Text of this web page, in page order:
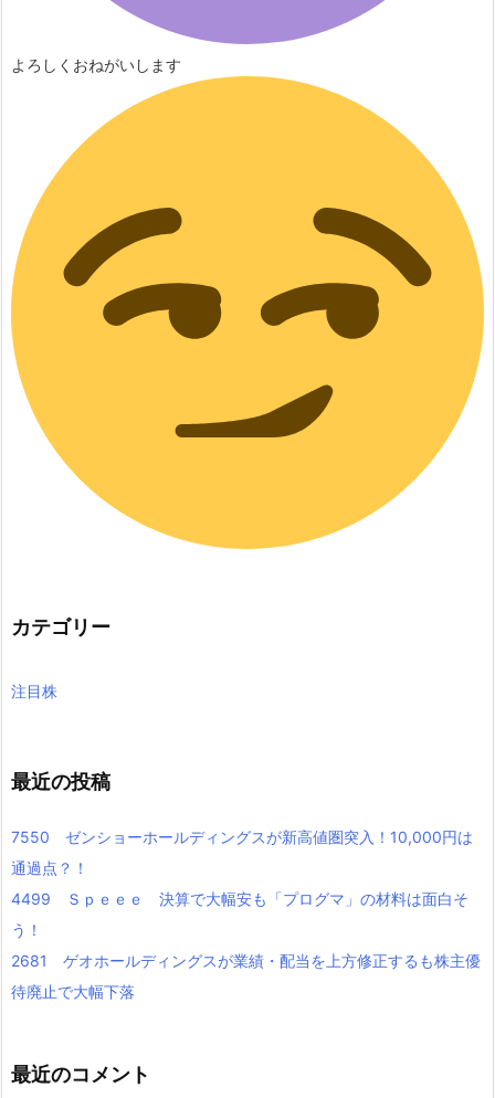
よろしくおねがいします
カテゴリー
注目株
最近の投稿
7550 ゼンショーホールディングスが新高値圏突入！10,000円は
通過点？！
4499 Ｓｐｅｅｅ 決算で大幅安も「プログマ」の材料は面白そ
う！
2681 ゲオホールディングスが業績・配当を上方修正するも株主優
待廃止で大幅下落
最近のコメント